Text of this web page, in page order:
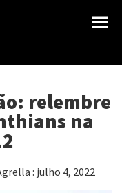
relembre
na
: julho 4, 2022